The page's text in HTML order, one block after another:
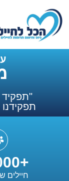
+
חיילים